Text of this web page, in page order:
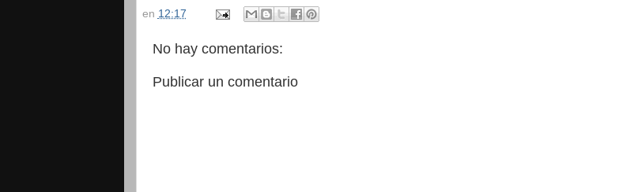
en 12:17
No hay comentarios:
Publicar un comentario